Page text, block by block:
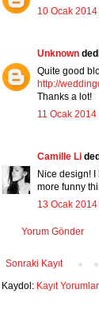
10 Ocak
Unknown
Quite good
http://
Thanks a lot!
11 Ocak
Camille Li
Nice design!
more funny
13 Ocak
Yorum Gönder
Sonraki Kayıt
Kaydol: Kayıt